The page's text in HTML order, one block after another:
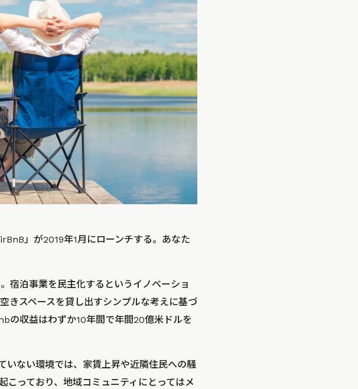
」が2019年1月にローンチする。あなた
宿泊事業を民主化するというイノベーショ
きスペースを貸し出すシンプルな考えに基づ
の収益はわずか10年間で年間20億米ドルを
いない環境では、家賃上昇や近隣住民への騒
っており、地域コミュニティにとってはメ